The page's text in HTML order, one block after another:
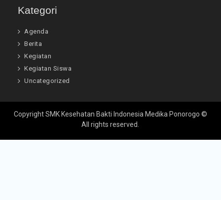
Kategori
Agenda
Berita
Kegiatan
Kegiatan Siswa
Uncategorized
Copyright SMK Kesehatan Bakti Indonesia Medika Ponorogo ©
All rights reserved.